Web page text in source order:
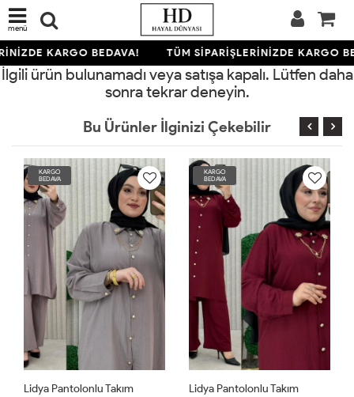
menü
KARGO BEDAVA! TÜM SİPARİŞLERİNİZDE KARGO
İlgili ürün bulunamadı veya satışa kapalı. Lütfen daha
sonra tekrar deneyin.
Bu Ürünler İlginizi Çekebilir
KARGO
BEDAVA
Lidya Pantolonlu Takım
KARGO
BEDAVA
Lidya Pantolonlu Takım